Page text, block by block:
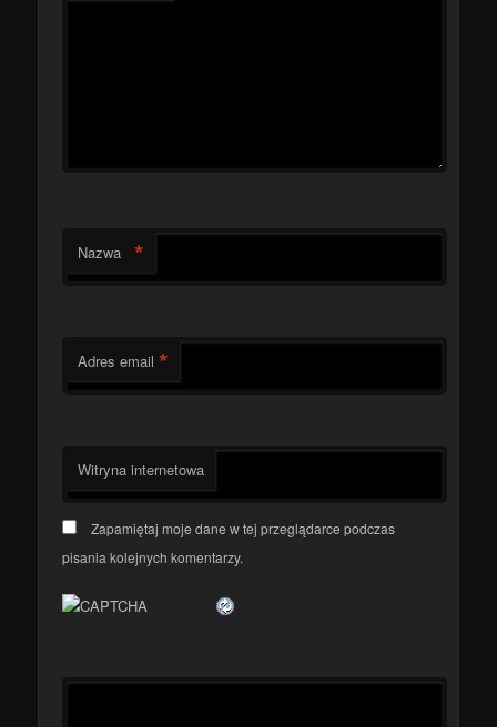
Nazwa *
Adres email *
Witryna internetowa
Zapamiętaj moje dane w tej przeglądarce podczas
pisania kolejnych komentarzy.